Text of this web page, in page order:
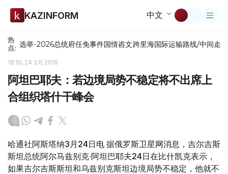
KAZINFORM 中文
热
点: 选举-2026总统府任免事件国情咨文跨里海国际运输路线/中间走廊
18:10, 24 3月 2016
阿坦巴耶夫：若边境局势不稳定将不出席上
合组织塔什干峰会
哈通社阿斯塔纳3月24日电 据俄罗斯卫星网消息，吉尔吉斯
斯坦总统阿尔马兹别克∙阿坦巴耶夫24日在比什凯克表示，
如果吉尔吉斯斯坦和乌兹别克斯坦边境局势不稳定，他就不